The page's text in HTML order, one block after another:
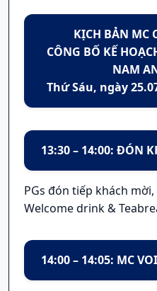
KỊCH BẢN MC
CÔNG BỐ KẾ
NAM
Thứ Sáu, ngày
13:30 – 14:00: ĐÓN
PGs đón tiếp khách
Welcome drink &
14:00 – 14:05: MC